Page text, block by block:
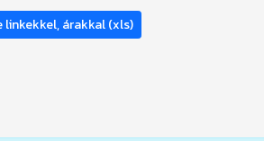
linkekkel, árakkal (xls)